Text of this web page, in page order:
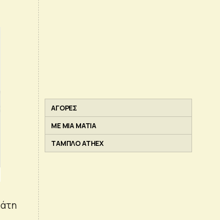
ΑΓΟΡΕΣ
ΜΕ ΜΙΑ ΜΑΤΙΑ
ΤΑΜΠΛΟ ATHEX